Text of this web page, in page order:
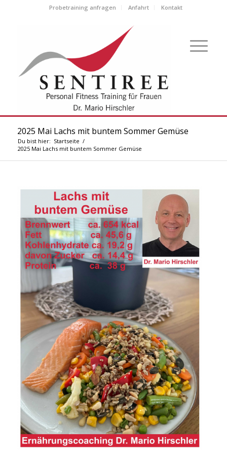
Probetraining anfragen Anfahrt Kontakt
2025 Mai Lachs mit buntem Sommer Gemüse
Du bist hier: Startseite /
2025 Mai Lachs mit buntem Sommer Gemüse